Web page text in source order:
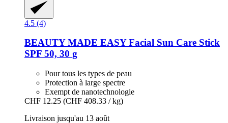
4.5 (4)
BEAUTY MADE EASYFacial Sun Care Stick
SPF 50, 30 g
Pour tous les types de peau
Protection à large spectre
Exempt de nanotechnologie
CHF 12.25 (CHF 408.33 / kg)
Livraison jusqu'au 13 août